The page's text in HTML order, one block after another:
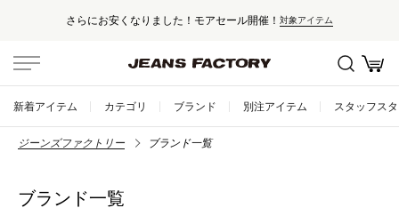
さらにお安くなりました！モアセール開催！ 対象アイテム
新着アイテム カテゴリ ブランド 別注アイテム スタッフス
ジーンズファクトリー ブランド一覧
ブランド一覧